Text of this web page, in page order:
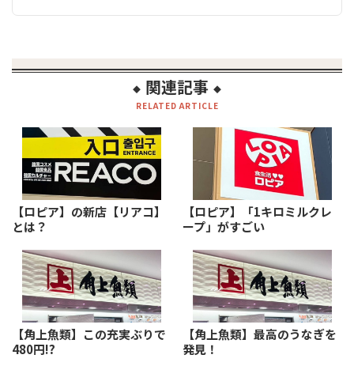
◆ 関連記事 ◆
RELATED ARTICLE
【ロピア】の新店【リアコ】
とは？
【ロピア】「1キロミルクレ
ープ」がすごい
【角上魚類】この充実ぶりで
480円!?
【角上魚類】最高のうなぎを
発見！